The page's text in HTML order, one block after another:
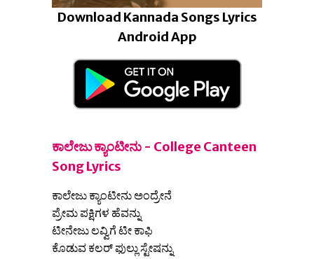
Download Kannada Songs Lyrics
Android App
ಕಾಲೇಜು ಕ್ಯಾಂಟೀನು - College Canteen
Song Lyrics
ಕಾಲೇಜು ಕ್ಯಾಂಟೀನು ಅಂದ್ರೇನೆ
ಪ್ರೇಮ ಪಕ್ಷಿಗಳ ಹೆವನ್ನು
ಟೀನೇಜು ಲವ್ವಿಗೆ ಟೀ ಕಾಫಿ
ಕೊಡುವ ಕಲರ್ ಫುಲ್ಲು ಸ್ಟೇಷನ್ನು